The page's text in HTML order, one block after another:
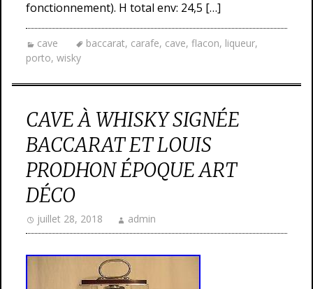
fonctionnement). H total env: 24,5 […]
cave baccarat, carafe, cave, flacon, liqueur,
porto, wisky
CAVE À WHISKY SIGNÉE
BACCARAT ET LOUIS
PRODHON ÉPOQUE ART
DÉCO
juillet 28, 2018 admin